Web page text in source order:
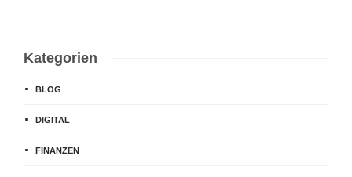
Kategorien
BLOG
DIGITAL
FINANZEN